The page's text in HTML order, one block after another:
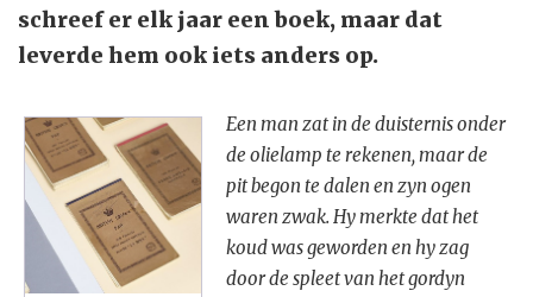
schreef er elk jaar een boek, maar dat
leverde hem ook iets anders op.
Een man zat in de duisternis onder
de olielamp te rekenen, maar de
pit begon te dalen en zyn ogen
waren zwak. Hy merkte dat het
koud was geworden en hy zag
door de spleet van het gordyn